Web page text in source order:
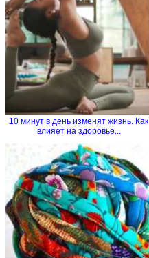
10 минут в день изменят жизнь. Как
влияет на здоровье...